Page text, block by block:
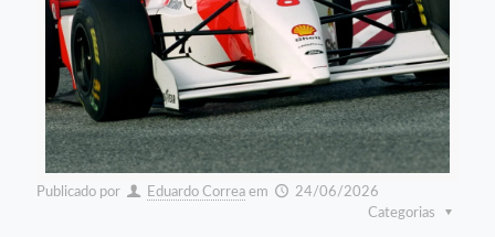
Publicado por Eduardo Correa em
24/06/2026
Categorias